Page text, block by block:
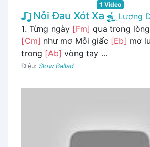
1 Video
Nỗi Đau Xót Xa
Lương
1. Từng ngày [Fm] qua trong
[Cm] như mơ Mỗi giấc [Eb] mơ
trong [Ab] vòng tay ...
Điệu: Slow Ballad